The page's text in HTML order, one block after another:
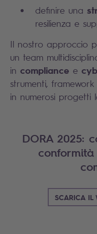
definire una
resilienza e
Il nostro approccio
un team
in compliance e
strumenti,
in numerosi progetti
DORA 2025:
SCARICA IL